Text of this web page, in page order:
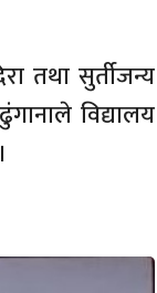
तथा सुर्तीजन्य
विद्यालय